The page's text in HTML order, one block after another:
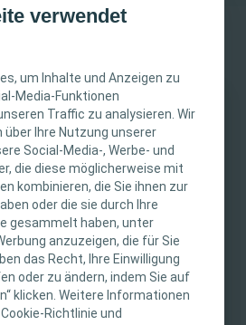
verwendet
um Inhalte und Anzeigen zu
Media-Funktionen
Traffic zu analysieren. Wir
Ihre Nutzung unserer
Social-Media-, Werbe- und
die diese möglicherweise mit
kombinieren, die Sie ihnen zur
oder die sie durch Ihre
gesammelt haben, unter
anzuzeigen, die für Sie
das Recht, Ihre Einwilligung
oder zu ändern, indem Sie auf
klicken. Weitere Informationen
Richtlinie und
sich nur an medizinisches
Inhalt der Website ist für
und Fortbildungszwecke
bietet keinen individuellen
Die Verantwortung für die
liegt beim
Detaillierte
zu den vorgestellten
2025
Interventional Urology
Workshop
for an international audience and will